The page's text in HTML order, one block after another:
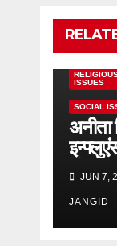
ISSUES
SOCIAL
अनीता
आई
JUN 7,
JANGID